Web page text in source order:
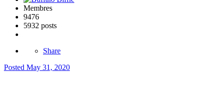
Membres
9476
5932 posts
Share
Posted May 31, 2020